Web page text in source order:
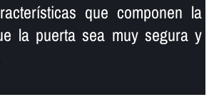
que componen la
la puerta sea muy segura y